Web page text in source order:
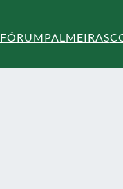
FÓRUMPALMEIRAS